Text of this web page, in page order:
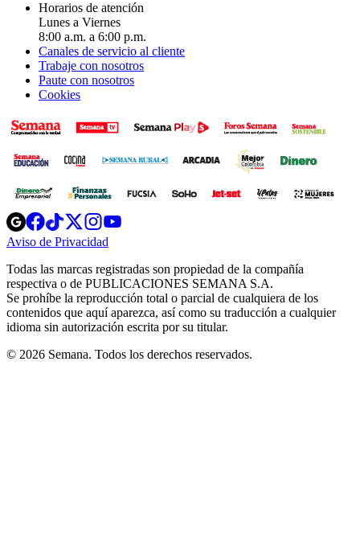
Horarios de atención
Lunes a Viernes
8:00 a.m. a 6:00 p.m.
Canales de servicio al cliente
Trabaje con nosotros
Paute con nosotros
Cookies
Opens
in
new
Opens
in
new
Opens
in
new
window
Opens
new
windowwindow
Aviso de Privacidad
new
window
Todas las marcas registradas son propiedad de la compañía
respectiva o de PUBLICACIONES SEMANA S.A.
Se prohíbe la reproducción total o parcial de cualquiera de los
contenidos que aquí aparezca, así como su traducción a cualquier
idioma sin autorización escrita por su titular.
© 2026 Semana. Todos los derechos reservados.